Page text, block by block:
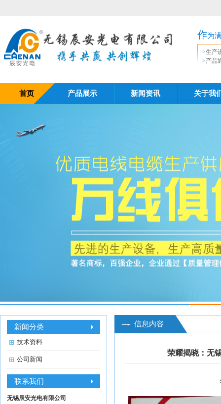
作为
>生产
>产品
首页 产品展示 新闻资讯 关于我
新闻分类
技术资料
公司新闻
联系我们
无锡辰安光电有限公司
信息内容
荣耀揭晓：无